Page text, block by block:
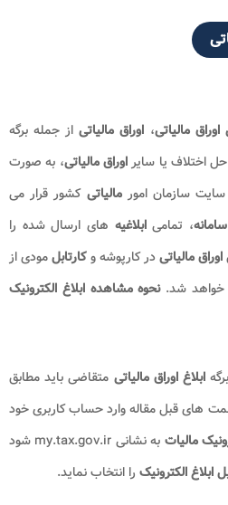
اوراق مالیاتی، اوراق مالیاتیاز جمله برگه
اختلاف یا سایراوراق مالیاتی، به صورت
سازمان امورمالیاتی کشور قرار می
سامانه، تمامیابلاغیه های ارسال شده را
اوراق مالیاتیدر کارپوشه وکارتابلمودی از
خواهد شد.نحوه مشاهده ابلاغ الکترونیک
ابلاغ اوراق مالیاتی متقاضی باید مطابق
های قبل مقاله وارد حساب کاربری خود
مالیات
به نشانی my.tax.gov.ir شود
ابلاغ الکترونیک را انتخاب نماید.